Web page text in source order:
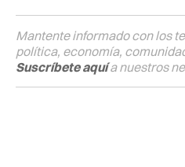
Mantente informado con los
política, economía,
Suscríbete aquía nuestros